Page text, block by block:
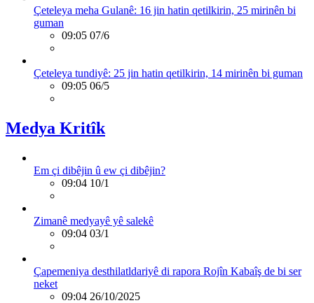
Çeteleya meha Gulanê: 16 jin hatin qetilkirin, 25 mirinên bi
guman
09:05 07/6
Çeteleya tundiyê: 25 jin hatin qetilkirin, 14 mirinên bi guman
09:05 06/5
Medya Kritîk
Em çi dibêjin û ew çi dibêjin?
09:04 10/1
Zimanê medyayê yê salekê
09:04 03/1
Çapemeniya desthilatldariyê di rapora Rojîn Kabaîş de bi ser
neket
09:04 26/10/2025